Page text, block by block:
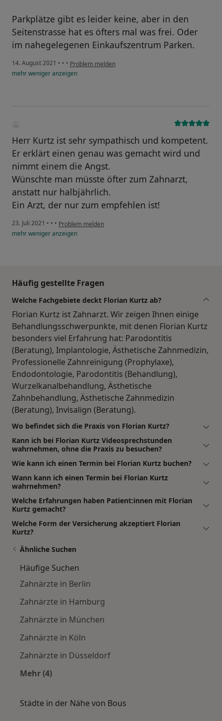
Parkplätze gibt es leider keine, aber in den
Seitenstrasse hat es öfters mal was frei. Oder
im nahegelegenen Einkaufszentrum Parken.
14. August 2021 • • • Problem melden
mehrwenigeranzeigen
Herr Kurtz ist sehr sympathisch und kompetent.
Er erklärt einen genau was gemacht wird und
nimmt einem die Angst.
Wünschte man müsste öfter zum Zahnarzt,
anstatt nur halbjährlich.
Ein Arzt, der nur zum empfehlen ist!
23. Juli 2021 • • • Problem melden
mehrwenigeranzeigen
Häufig gestellte Fragen
Welche Fachgebiete deckt Florian Kurtz ab?
Florian Kurtz ist Zahnarzt. Wir zeigen Ihnen einige
Behandlungsschwerpunkte, mit denen Florian Kurtz
besonders viel Erfahrung hat: Parodontitis
(Beratung), Implantologie, Ästhetische Zahnmedizin,
Professionelle Zahnreinigung (Prophylaxe),
Endodontologie, Parodontitis (Behandlung),
Wurzelkanalbehandlung, Ästhetische
Zahnbehandlung, Ästhetische Zahnmedizin
(Beratung), Invisalign (Beratung).
Wo befindet sich die Praxis von Florian Kurtz?
Kann ich bei Florian Kurtz Videosprechstunden
wahrnehmen, ohne die Praxis zu besuchen?
Wie kann ich einen Termin bei Florian Kurtz buchen?
Wann kann ich einen Termin bei Florian Kurtz
wahrnehmen?
Welche Erfahrungen haben Patient:innen mit Florian
Kurtz gemacht?
Welche Form der Versicherung akzeptiert Florian
Kurtz?
Ähnliche Suchen
Häufige Suchen
Zahnärzte in Berlin
Zahnärzte in Hamburg
Zahnärzte in München
Zahnärzte in Köln
Zahnärzte in Düsseldorf
Mehr (4)
Städte in der Nähe von Bous